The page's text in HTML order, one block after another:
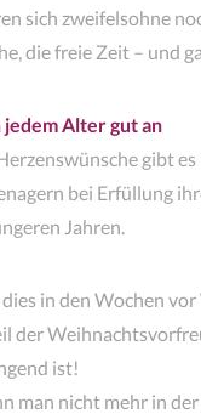
sich zweifelsohne
die freie Zeit – und
Alter gut an
gibt
bei Erfüllung
Jahren.
in den Wochen
der
ist!
man nicht mehr in